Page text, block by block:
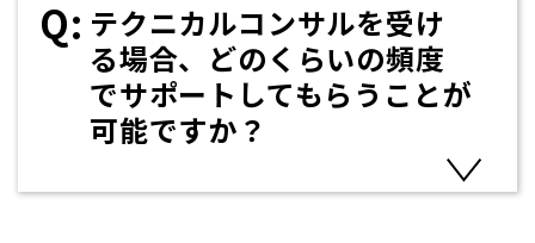
テクニカルコンサルを受け
る場合、どのくらいの頻度
でサポートしてもらうことが
可能ですか？